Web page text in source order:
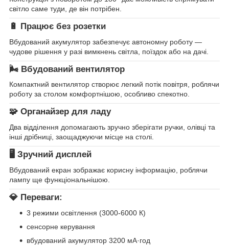
світло саме туди, де він потрібен.
🔋 Працює без розетки
Вбудований акумулятор забезпечує автономну роботу —
чудове рішення у разі вимкнень світла, поїздок або на дачі.
🌬️ Вбудований вентилятор
Компактний вентилятор створює легкий потік повітря, роблячи
роботу за столом комфортнішою, особливо спекотно.
🧩 Органайзер для ладу
Два відділення допомагають зручно зберігати ручки, олівці та
інші дрібниці, заощаджуючи місце на столі.
🖥️ Зручний дисплей
Вбудований екран зображає корисну інформацію, роблячи
лампу ще функціональнішою.
💎 Переваги:
3 режими освітлення (3000-6000 К)
сенсорне керування
вбудований акумулятор 3200 мА·год